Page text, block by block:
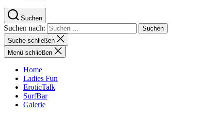
Suchen
Suchen nach:
Suche schließen
Menü schließen
Home
Ladies Fun
EroticTalk
SurfBar
Galerie